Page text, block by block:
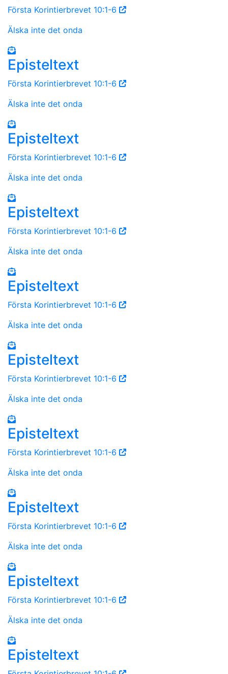
Första Korintierbrevet 10:1-6
Älska inte det onda
Episteltext
Första Korintierbrevet 10:1-6
Älska inte det onda
Episteltext
Första Korintierbrevet 10:1-6
Älska inte det onda
Episteltext
Första Korintierbrevet 10:1-6
Älska inte det onda
Episteltext
Första Korintierbrevet 10:1-6
Älska inte det onda
Episteltext
Första Korintierbrevet 10:1-6
Älska inte det onda
Episteltext
Första Korintierbrevet 10:1-6
Älska inte det onda
Episteltext
Första Korintierbrevet 10:1-6
Älska inte det onda
Episteltext
Första Korintierbrevet 10:1-6
Älska inte det onda
Episteltext